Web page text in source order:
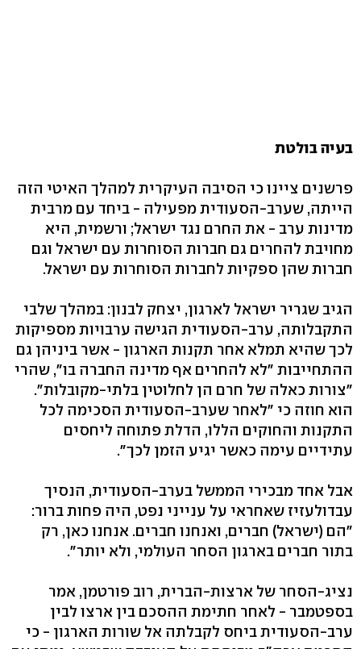
בעיה בולטת
פרשנים ציינו כי הסיבה העיקרית למהלך האיטי הזה
הייתה, שערב-הסעודית מפעילה - ביחד עם מרבית
מדינות ערב - את החרם נגד ישראל; ורשמית, היא
מחויבת להחרים גם חברות הסוחרות עם ישראל וגם
חברות שהן ספקיות לחברות הסוחרות עם ישראל.
הגיב שגריר ישראל לארגון, יצחק לבנון: במהלך שלבי
התקבלותה, ערב-הסעודית הגישה ערבויות מספיקות
לכך שהיא תמלא אחר תקנות הארגון - אשר ביניהן גם
ההתחייבות "לא להחרים אף מדינה החברה בו", שהרי
"צורות כאלה של חרם הן לחלוטין בלתי-מקובלות".
הוא חוזה כי "לאחר שערב-הסעודית הסכימה לכל
התקנות והחוקים הללו, הדלת פתוחה ליחסים
עתידיים עימה כאשר יגיע הזמן לכך".
אבל אחד מבכירי הממשל בערב-הסעודית, הנסיך
עבדולעזיז שאחראי על ענייני נפט, היה פחות ברור:
"הם (ישראל) חברים, ואנחנו חברים. אנחנו כאן, רק
בתור חברים בארגון הסחר העולמי, ולא יותר".
נציג-הסחר של ארצות-הברית, רוב פורטמן, אמר
בספטמבר - לאחר חתימת ההסכם בין ארצו לבין
ערב-הסעודית ביחס לקבלתה אל שורות הארגון - כי